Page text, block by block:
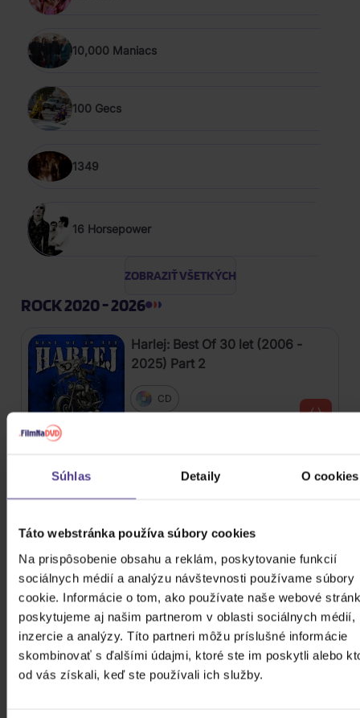
Súhlas Detaily O cookies
Táto webstránka používa súbory cookies
Na prispôsobenie obsahu a reklám, poskytovanie funkcií
sociálnych médií a analýzu návštevnosti používame súbory
cookie. Informácie o tom, ako používate naše webové
poskytujeme aj našim partnerom v oblasti sociálnych médií,
inzercie a analýzy. Títo partneri môžu príslušné informácie
skombinovať s ďalšími údajmi, ktoré ste im poskytli alebo
od vás získali, keď ste používali ich služby.
10,000 Maniacs
100 Gecs
1349
16 Horsepower
ZOBRAZIŤ VŠETKÝCH
ROCK 2020 - 2026
Harlej: Best Of 30 let (2006 -
2025) Part 2
CD
Kabát: Original Albums Vol.3
Mišík Vladimír: Vteřiny, měsíce a
roky
Skladom 16,30 €